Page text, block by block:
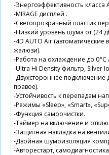
-Энергоэффективность класса
-MIRAGE дисплей .
-Светопрозрачный пластик
-Низкий уровень шума от (24
-4D AUTO Air
жалюзи).
-Работа на охлаждение до 0°С
-Ultra Hi Density фильтр, Silver
-Двухстороннее подключение
правое).
-Устойчивость к перепадам
-Режимы «Sleep», «Smart»,
-Функция самоочистки.
-Таймер на включение и
-Защитная накладка на
-Двойная шумоизоляция
-Авторестарт,